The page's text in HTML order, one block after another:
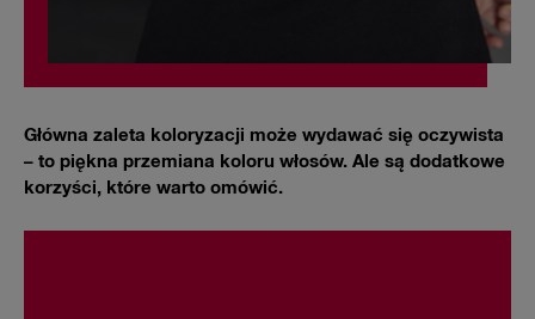
Główna zaleta koloryzacji może wydawać się oczywista
– to piękna przemiana koloru włosów. Ale są dodatkowe
korzyści, które warto omówić.